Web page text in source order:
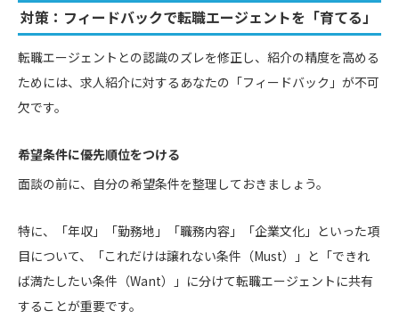
対策：フィードバックで転職エージェントを「育てる」
転職エージェントとの認識のズレを修正し、紹介の精度を高める
ためには、求人紹介に対するあなたの「フィードバック」が不可
欠です。
希望条件に優先順位をつける
面談の前に、自分の希望条件を整理しておきましょう。
特に、「年収」「勤務地」「職務内容」「企業文化」といった項
目について、「これだけは譲れない条件（Must）」と「できれ
ば満たしたい条件（Want）」に分けて転職エージェントに共有
することが重要です。